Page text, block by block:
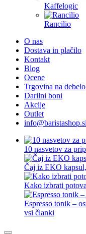
Kaffelogic
Rancilio
O nas
Dostava in plačilo
Kontakt
Blog
Ocene
Trgovina na debelo
Darilni boni
Akcije
Outlet
info@baristashop.si
10 nasvetov za
Čaj iz EKO
Kako izbrati
Espresso tonik –
vsi članki